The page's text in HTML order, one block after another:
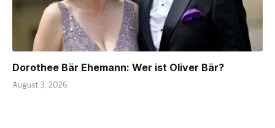
Dorothee Bär Ehemann: Wer ist Oliver Bär?
August 3, 2026